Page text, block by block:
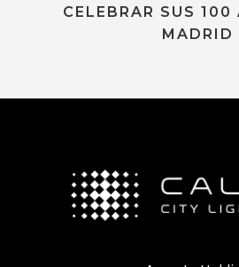
CELEBRAR SUS 100
MADRID